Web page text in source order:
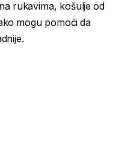
rukavima, košulje od
mogu pomoći da